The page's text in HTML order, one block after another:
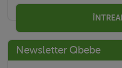
Newsletter Qbebe